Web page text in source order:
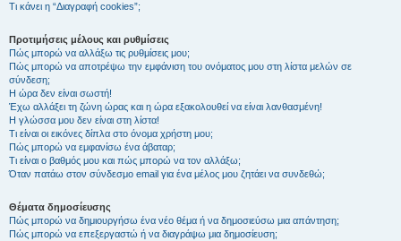
Τι κάνει η “Διαγραφή cookies”;
Προτιμήσεις μέλους και ρυθμίσεις
Πώς μπορώ να αλλάξω τις ρυθμίσεις μου;
Πώς μπορώ να αποτρέψω την εμφάνιση του ονόματος μου στη λίστα μελών σε
σύνδεση;
Η ώρα δεν είναι σωστή!
Έχω αλλάξει τη ζώνη ώρας και η ώρα εξακολουθεί να είναι λανθασμένη!
Η γλώσσα μου δεν είναι στη λίστα!
Τι είναι οι εικόνες δίπλα στο όνομα χρήστη μου;
Πώς μπορώ να εμφανίσω ένα άβαταρ;
Τι είναι ο βαθμός μου και πώς μπορώ να τον αλλάξω;
Όταν πατάω στον σύνδεσμο email για ένα μέλος μου ζητάει να συνδεθώ;
Θέματα δημοσίευσης
Πώς μπορώ να δημιουργήσω ένα νέο θέμα ή να δημοσιεύσω μια απάντηση;
Πώς μπορώ να επεξεργαστώ ή να διαγράψω μια δημοσίευση;